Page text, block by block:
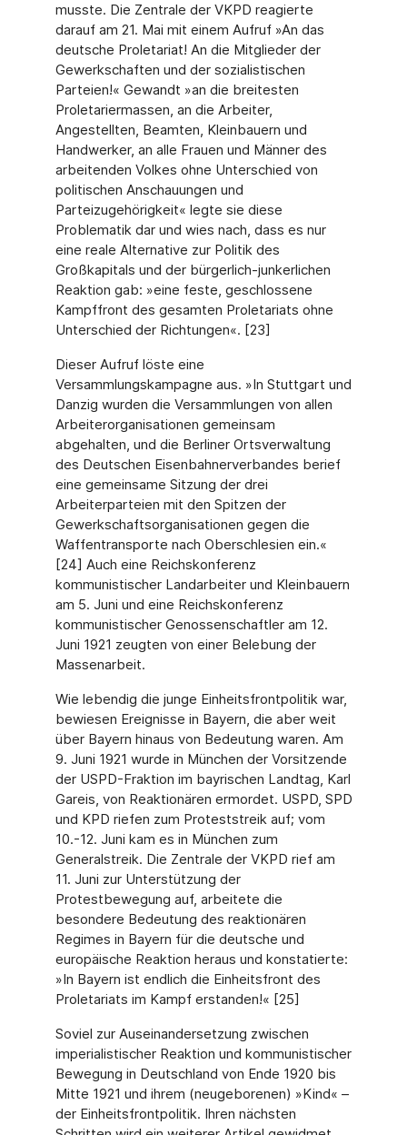
musste. Die Zentrale der VKPD reagierte
darauf am 21. Mai mit einem Aufruf »An das
deutsche Proletariat! An die Mitglieder der
Gewerkschaften und der sozialistischen
Parteien!« Gewandt »an die breitesten
Proletariermassen, an die Arbeiter,
Angestellten, Beamten, Kleinbauern und
Handwerker, an alle Frauen und Männer des
arbeitenden Volkes ohne Unterschied von
politischen Anschauungen und
Parteizugehörigkeit« legte sie diese
Problematik dar und wies nach, dass es nur
eine reale Alternative zur Politik des
Großkapitals und der bürgerlich-junkerlichen
Reaktion gab: »eine feste, geschlossene
Kampffront des gesamten Proletariats ohne
Unterschied der Richtungen«. [23]
Dieser Aufruf löste eine
Versammlungskampagne aus. »In Stuttgart und
Danzig wurden die Versammlungen von allen
Arbeiterorganisationen gemeinsam
abgehalten, und die Berliner Ortsverwaltung
des Deutschen Eisenbahnerverbandes berief
eine gemeinsame Sitzung der drei
Arbeiterparteien mit den Spitzen der
Gewerkschaftsorganisationen gegen die
Waffentransporte nach Oberschlesien ein.«
[24] Auch eine Reichskonferenz
kommunistischer Landarbeiter und Kleinbauern
am 5. Juni und eine Reichskonferenz
kommunistischer Genossenschaftler am 12.
Juni 1921 zeugten von einer Belebung der
Massenarbeit.
Wie lebendig die junge Einheitsfrontpolitik war,
bewiesen Ereignisse in Bayern, die aber weit
über Bayern hinaus von Bedeutung waren. Am
9. Juni 1921 wurde in München der Vorsitzende
der USPD-Fraktion im bayrischen Landtag, Karl
Gareis, von Reaktionären ermordet. USPD, SPD
und KPD riefen zum Proteststreik auf; vom
10.-12. Juni kam es in München zum
Generalstreik. Die Zentrale der VKPD rief am
11. Juni zur Unterstützung der
Protestbewegung auf, arbeitete die
besondere Bedeutung des reaktionären
Regimes in Bayern für die deutsche und
europäische Reaktion heraus und konstatierte:
»In Bayern ist endlich die Einheitsfront des
Proletariats im Kampf erstanden!« [25]
Soviel zur Auseinandersetzung zwischen
imperialistischer Reaktion und kommunistischer
Bewegung in Deutschland von Ende 1920 bis
Mitte 1921 und ihrem (neugeborenen) »Kind« –
der Einheitsfrontpolitik. Ihren nächsten